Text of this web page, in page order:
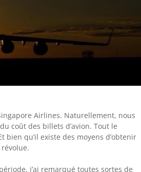
Airlines. Naturellement, nous
coût des billets d’avion. Tout le
qu’il existe des moyens d’obtenir
j’ai remarqué toutes sortes de